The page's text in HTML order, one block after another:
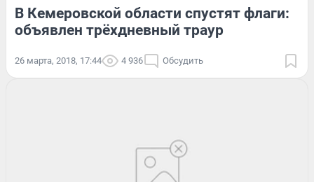
В Кемеровской области спустят флаги:
объявлен трёхдневный траур
26 марта, 2018, 17:44 4 936 Обсудить